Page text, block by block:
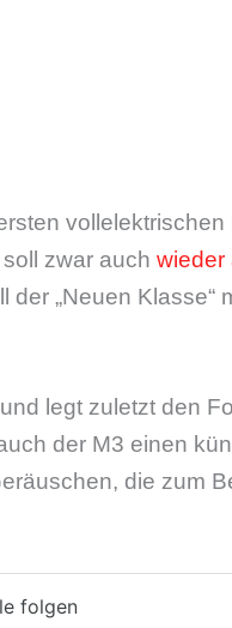
vollelektrischen
zwar auch wieder
„Neuen Klasse“
legt zuletzt den
der M3 einen
die zum
folgen